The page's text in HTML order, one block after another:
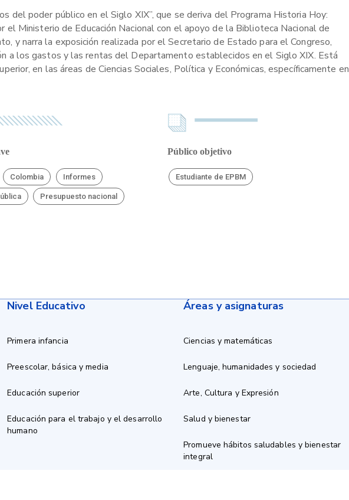
del poder público en el Siglo XIX”, que se deriva del Programa Historia Hoy:
Ministerio de Educación Nacional con el apoyo de la Biblioteca Nacional de
y narra la exposición realizada por el Secretario de Estado para el Congreso,
a los gastos y las rentas del Departamento establecidos en el Siglo XIX. Está
en las áreas de Ciencias Sociales, Política y Económicas, específicamente en
Colombia Informes
Presupuesto nacional
Público objetivo
Estudiante de EPBM
Nivel Educativo
Primera infancia
Preescolar, básica y media
Educación superior
Educación para el trabajo y el desarrollo
humano
Áreas y asignaturas
Ciencias y matemáticas
Lenguaje, humanidades y sociedad
Arte, Cultura y Expresión
Salud y bienestar
Promueve hábitos saludables y bienestar
integral